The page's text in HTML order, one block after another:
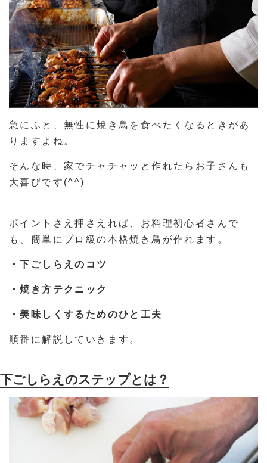
急にふと、無性に焼き鳥を食べたくなるときがあ
りますよね。
そんな時、家でチャチャッと作れたらお子さんも
大喜びです(^^)
ポイントさえ押さえれば、お料理初心者さんで
も、簡単にプロ級の本格焼き鳥が作れます。
・下ごしらえのコツ
・焼き方テクニック
・美味しくするためのひと工夫
順番に解説していきます。
下ごしらえのステップとは？